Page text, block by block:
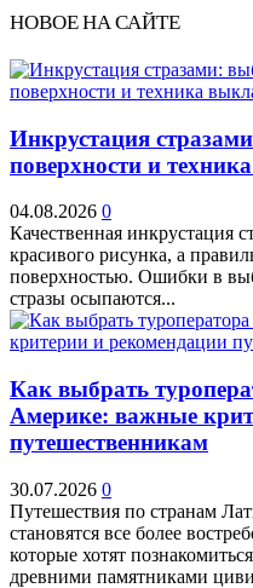
НОВОЕ НА САЙТЕ
Инкрустация
поверхности и
04.08.2026 0
Качественная инкрустация
красивого рисунка, а
поверхностью. Ошибки в
стразы осыпаются...
Как выбрать
Америке: важные
путешественникам
30.07.2026 0
Путешествия по странам
становятся все более
которые хотят
древними памятниками